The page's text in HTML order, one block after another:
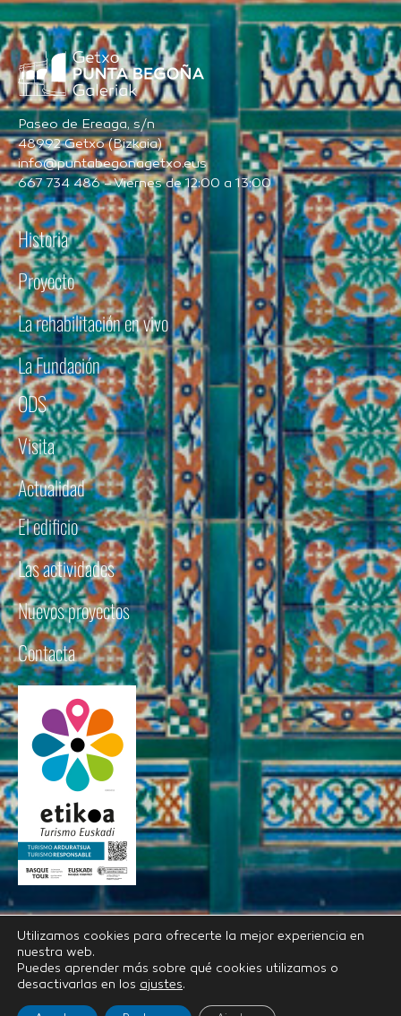
Paseo de Ereaga, s/n
48992 Getxo (Bizkaia)
info@puntabegonagetxo.eus
667 734 486 – Viernes de 12:00 a 13:00
Historia
Proyecto
La rehabilitación en vivo
La Fundación
ODS
Visita
Actualidad
El edificio
Las actividades
Nuevos proyectos
Contacta
Accesibilidad Aviso Legal
Política de Privacidad
Política de Cookies
Utilizamos cookies para ofrecerte la mejor experiencia en
nuestra web.
Puedes aprender más sobre qué cookies utilizamos o
desactivarlas en los ajustes.